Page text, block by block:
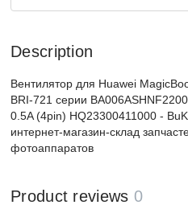
Description
Вентилятор для Huawei
BRI-721 серии
0.5A (4pin) HQ23300411000 -
интернет-магазин-склад
фотоаппаратов
Product reviews 0